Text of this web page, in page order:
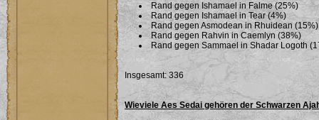
Rand gegen Ishamael in Falme (25%)
Rand gegen Ishamael in Tear (4%)
Rand gegen Asmodean in Rhuidean (15%)
Rand gegen Rahvin in Caemlyn (38%)
Rand gegen Sammael in Shadar Logoth
Insgesamt: 336
Wieviele Aes Sedai gehören der Schwarzen